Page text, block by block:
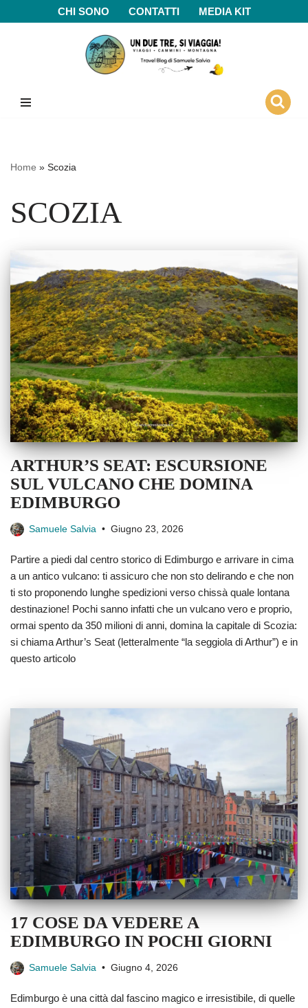
CHI SONO CONTATTI MEDIA KIT
Home » Scozia
SCOZIA
ARTHUR’S SEAT: ESCURSIONE
SUL VULCANO CHE DOMINA
EDIMBURGO
Samuele Salvia Giugno 23, 2026
Partire a piedi dal centro storico di Edimburgo e arrivare in cima
a un antico vulcano: ti assicuro che non sto delirando e che non
ti sto proponendo lunghe spedizioni verso chissà quale lontana
destinazione! Pochi sanno infatti che un vulcano vero e proprio,
ormai spento da 350 milioni di anni, domina la capitale di Scozia:
si chiama Arthur’s Seat (letteralmente “la seggiola di Arthur”) e in
questo articolo
17 COSE DA VEDERE A
EDIMBURGO IN POCHI GIORNI
Samuele Salvia Giugno 4, 2026
Edimburgo è una città dal fascino magico e irresistibile, di quelle